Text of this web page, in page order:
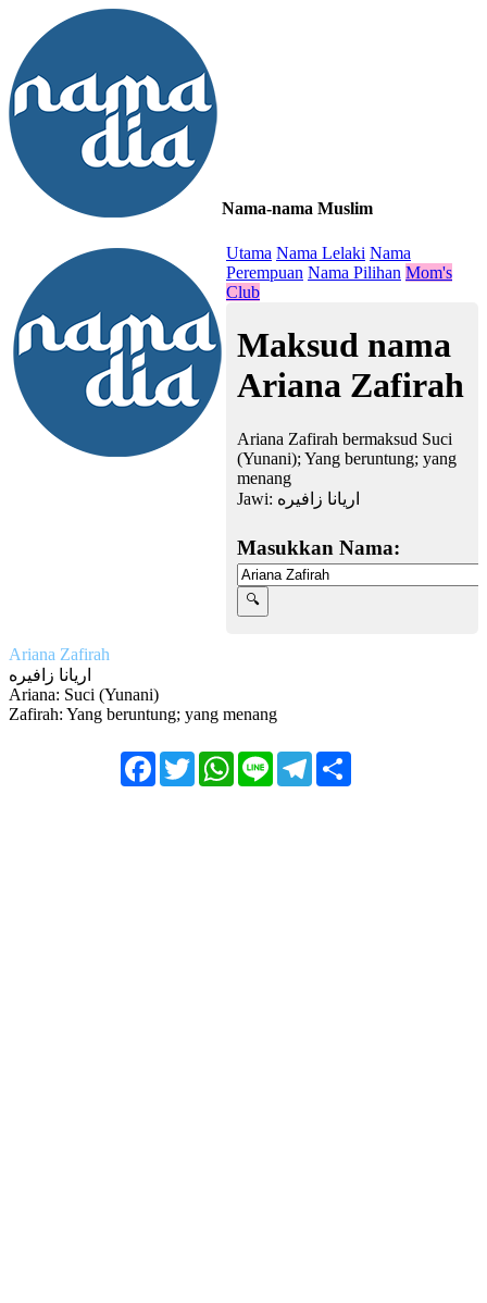
Nama-nama Muslim
Utama Nama Lelaki Nama
Perempuan Nama Pilihan Mom's
Club
Maksud nama
Ariana Zafirah
Ariana Zafirah bermaksud Suci
(Yunani); Yang beruntung; yang
menang
Jawi: اريانا زافيره
Masukkan Nama:
Ariana Zafirah
اريانا زافيره
Ariana: Suci (Yunani)
Zafirah: Yang beruntung; yang menang
FacebookTwitterWhatsApp
Line Telegram